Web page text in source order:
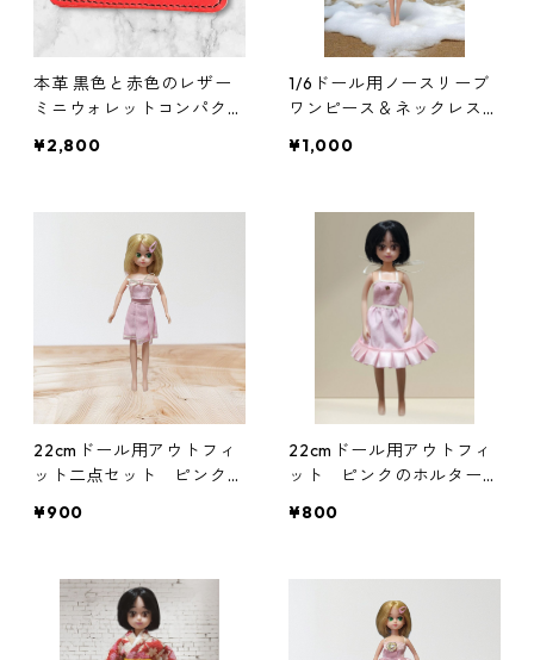
本革 黒色と赤色のレザー
ミニウォレットコンパクト
レット
¥2,800
1/6ドール用ノースリーブ
ワンピース＆ネックレスセ
ピース風
¥1,000
22cmドール用アウトフィ
ット二点セット ピンクの
ート アイドル 変身ヒロ
¥900
22cmドール用アウトフィ
ット ピンクのホルターネ
ル 変身ヒロイン風
¥800